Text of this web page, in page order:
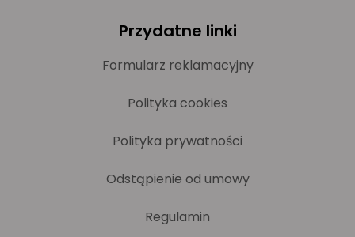
Przydatne linki
Formularz reklamacyjny
Polityka cookies
Polityka prywatności
Odstąpienie od umowy
Regulamin